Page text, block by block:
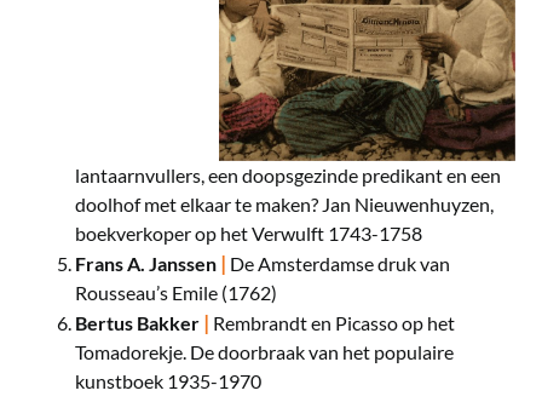
lantaarnvullers, een doopsgezinde predikant en een
doolhof met elkaar te maken? Jan Nieuwenhuyzen,
boekverkoper op het Verwulft 1743-1758
Frans A. Janssen | De Amsterdamse druk van
Rousseau’s Emile (1762)
Bertus Bakker | Rembrandt en Picasso op het
Tomadorekje. De doorbraak van het populaire
kunstboek 1935-1970